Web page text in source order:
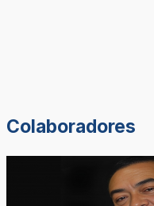
Colaboradores